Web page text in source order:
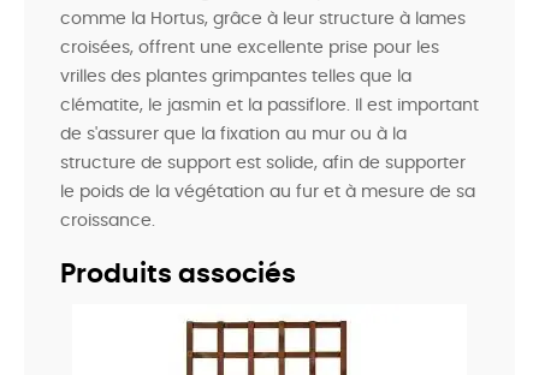
comme la Hortus, grâce à leur structure à lames
croisées, offrent une excellente prise pour les
vrilles des plantes grimpantes telles que la
clématite, le jasmin et la passiflore. Il est important
de s'assurer que la fixation au mur ou à la
structure de support est solide, afin de supporter
le poids de la végétation au fur et à mesure de sa
croissance.
Produits associés